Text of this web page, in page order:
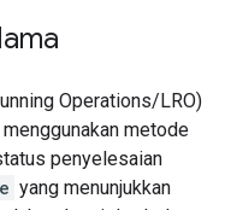
Operations/LRO)
metode
penyelesaian
yang menunjukkan